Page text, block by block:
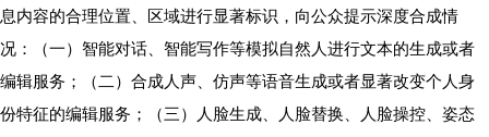
息内容的合理位置、区域进行显著标识，向公众提示深度合成情
况：（一）智能对话、智能写作等模拟自然人进行文本的生成或者
编辑服务；（二）合成人声、仿声等语音生成或者显著改变个人身
份特征的编辑服务；（三）人脸生成、人脸替换、人脸操控、姿态